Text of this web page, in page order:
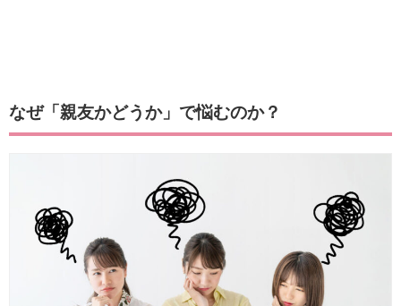
なぜ「親友かどうか」で悩むのか？